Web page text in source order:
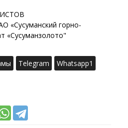
«Сусуманский горно-
«Сусуманзолото"
Telegram
Whatsapp1